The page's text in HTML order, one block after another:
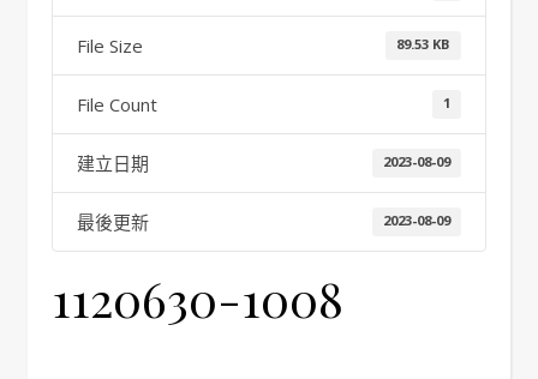
File Size 89.53 KB
File Count 1
建立日期 2023-08-09
最後更新 2023-08-09
1120630-1008